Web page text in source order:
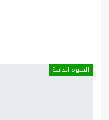
السيرة الذاتية